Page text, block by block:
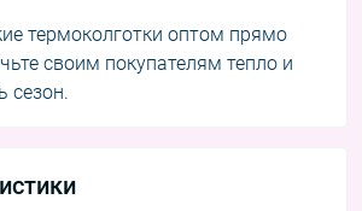
термоколготки оптом прямо
своим покупателям тепло и
сезон.